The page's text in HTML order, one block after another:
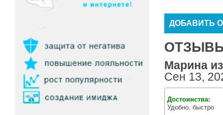
ДОБАВИТЬ
Марина из
Сен 13,
Достоинства:
Удобно, быстро